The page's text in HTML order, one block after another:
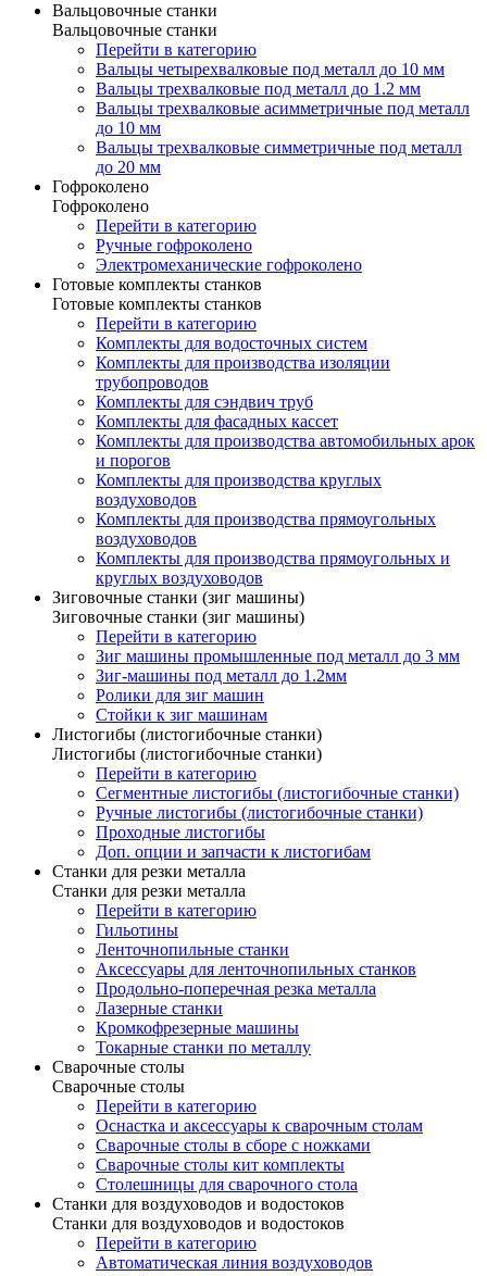
Вальцовочные станки
Вальцовочные станки
Перейти в категорию
Вальцы четырехвалковые под металл до 10 мм
Вальцы трехвалковые под металл до 1.2 мм
Вальцы трехвалковые асимметричные под металл
до 10 мм
Вальцы трехвалковые симметричные под металл
до 20 мм
Гофроколено
Гофроколено
Перейти в категорию
Ручные гофроколено
Электромеханические гофроколено
Готовые комплекты станков
Готовые комплекты станков
Перейти в категорию
Комплекты для водосточных систем
Комплекты для производства изоляции
трубопроводов
Комплекты для сэндвич труб
Комплекты для фасадных кассет
Комплекты для производства автомобильных арок
и порогов
Комплекты для производства круглых
воздуховодов
Комплекты для производства прямоугольных
воздуховодов
Комплекты для производства прямоугольных и
круглых воздуховодов
Зиговочные станки (зиг машины)
Зиговочные станки (зиг машины)
Перейти в категорию
Зиг машины промышленные под металл до 3 мм
Зиг-машины под металл до 1.2мм
Ролики для зиг машин
Стойки к зиг машинам
Листогибы (листогибочные станки)
Листогибы (листогибочные станки)
Перейти в категорию
Сегментные листогибы (листогибочные станки)
Ручные листогибы (листогибочные станки)
Проходные листогибы
Доп. опции и запчасти к листогибам
Станки для резки металла
Станки для резки металла
Перейти в категорию
Гильотины
Ленточнопильные станки
Аксессуары для ленточнопильных станков
Продольно-поперечная резка металла
Лазерные станки
Кромкофрезерные машины
Токарные станки по металлу
Сварочные столы
Сварочные столы
Перейти в категорию
Оснастка и аксессуары к сварочным столам
Сварочные столы в сборе с ножками
Сварочные столы кит комплекты
Столешницы для сварочного стола
Станки для воздуховодов и водостоков
Станки для воздуховодов и водостоков
Перейти в категорию
Автоматическая линия воздуховодов